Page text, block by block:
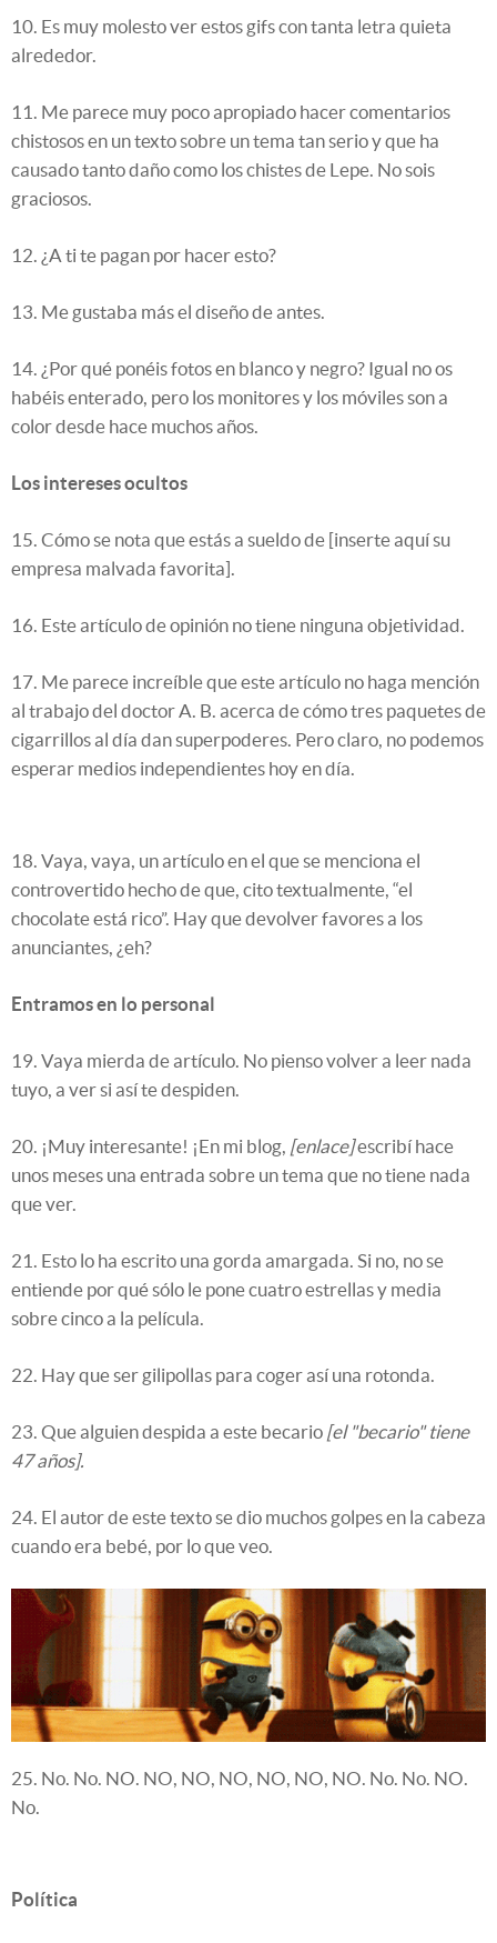
10. Es muy molesto ver estos gifs con tanta letra quieta
alrededor.
11. Me parece muy poco apropiado hacer comentarios
chistosos en un texto sobre un tema tan serio y que ha
causado tanto daño como los chistes de Lepe. No sois
graciosos.
12. ¿A ti te pagan por hacer esto?
13. Me gustaba más el diseño de antes.
14. ¿Por qué ponéis fotos en blanco y negro? Igual no os
habéis enterado, pero los monitores y los móviles son a
color desde hace muchos años.
Los intereses ocultos
15. Cómo se nota que estás a sueldo de [inserte aquí su
empresa malvada favorita].
16. Este artículo de opinión no tiene ninguna objetividad.
17. Me parece increíble que este artículo no haga mención
al trabajo del doctor A. B. acerca de cómo tres paquetes de
cigarrillos al día dan superpoderes. Pero claro, no podemos
esperar medios independientes hoy en día.
18. Vaya, vaya, un artículo en el que se menciona el
controvertido hecho de que, cito textualmente, “el
chocolate está rico”. Hay que devolver favores a los
anunciantes, ¿eh?
Entramos en lo personal
19. Vaya mierda de artículo. No pienso volver a leer nada
tuyo, a ver si así te despiden.
20. ¡Muy interesante! ¡En mi blog, [enlace]escribí hace
unos meses una entrada sobre un tema que no tiene nada
que ver.
21. Esto lo ha escrito una gorda amargada. Si no, no se
entiende por qué sólo le pone cuatro estrellas y media
sobre cinco a la película.
22. Hay que ser gilipollas para coger así una rotonda.
23. Que alguien despida a este becario [el "becario" tiene
47 años].
24. El autor de este texto se dio muchos golpes en la cabeza
cuando era bebé, por lo que veo.
25. No. No. NO. NO, NO, NO, NO, NO, NO. No. No. NO.
No.
Política